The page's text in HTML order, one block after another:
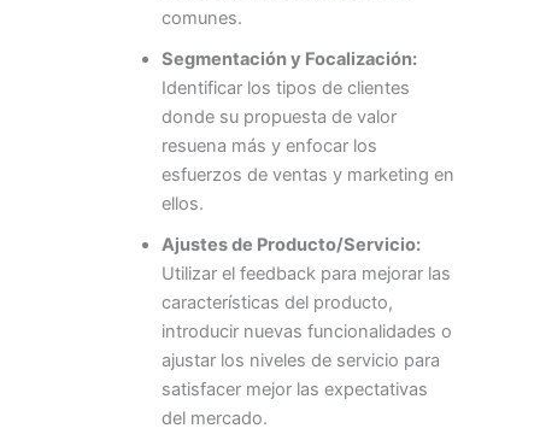
comunes.
Segmentación y Focalización:
Identificar los tipos de clientes
donde su propuesta de valor
resuena más y enfocar los
esfuerzos de ventas y marketing en
ellos.
Ajustes de Producto/Servicio:
Utilizar el feedback para mejorar las
características del producto,
introducir nuevas funcionalidades o
ajustar los niveles de servicio para
satisfacer mejor las expectativas
del mercado.